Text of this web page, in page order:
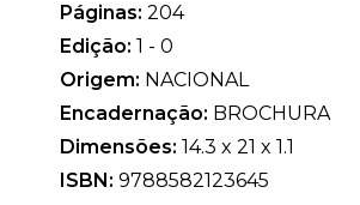
Páginas: 204
Edição: 1 - 0
Origem: NACIONAL
Encadernação: BROCHURA
Dimensões: 14.3 x 21 x 1.1
ISBN: 9788582123645